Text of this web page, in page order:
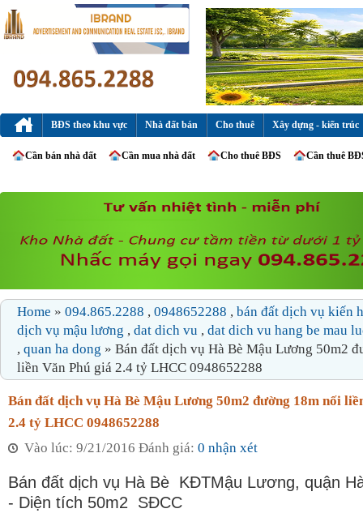
BĐS theo khu vực Nhà đất bán Cho thuê Xây dựng - kiến trúc
Cần bán nhà đất Cần mua nhà đất Cho thuê BĐS Cần thuê
Home » 094.865.2288 , 0948652288 , bán đất dịch vụ kiến
dịch vụ mậu lương , dat dich vu , dat dich vu hang be mau
, quan ha dong » Bán đất dịch vụ Hà Bè Mậu Lương 50m2
liền Văn Phú giá 2.4 tỷ LHCC 0948652288
Bán đất dịch vụ Hà Bè Mậu Lương 50m2 đường 18m nối
2.4 tỷ LHCC 0948652288
Vào lúc: 9/21/2016 Đánh giá: 0 nhận xét
Bán đất dịch vụ Hà Bè KĐTMậu Lương, quận
- Diện tích 50m2 SĐCC